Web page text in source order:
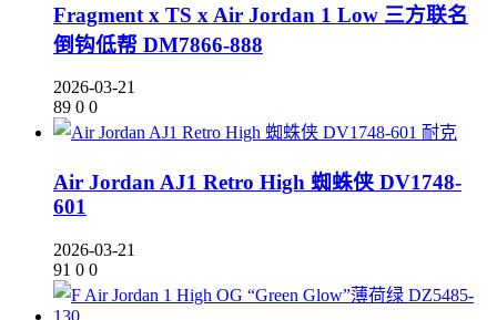
Fragment x TS x Air Jordan 1 Low 三方联名
倒钩低帮 DM7866-888
2026-03-21
89 0 0
耐克
Air Jordan AJ1 Retro High 蜘蛛侠 DV1748-
601
2026-03-21
91 0 0